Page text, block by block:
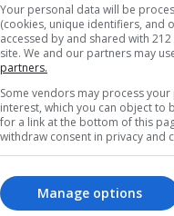
με… 10
των Αλέξανδρου
Your personal data will be
(cookies, unique identifiers, and
accessed by and shared with
site. We and our partners may
partners.
Some vendors may process
interest, which you can object to
for a link at the bottom of this
withdraw consent in privacy and
Manage options